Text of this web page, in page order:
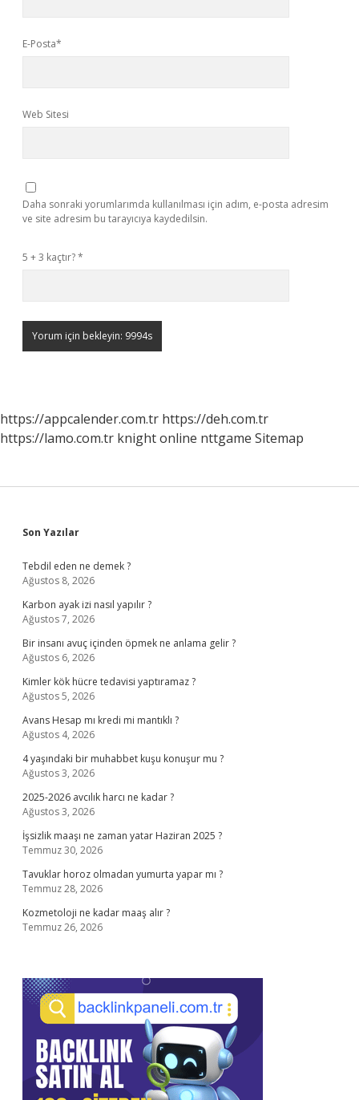
E-Posta*
Web Sitesi
Daha sonraki yorumlarımda kullanılması için adım, e-posta adresim
ve site adresim bu tarayıcıya kaydedilsin.
5 + 3 kaçtır?*
https://appcalender.com.tr https://deh.com.tr
https://lamo.com.tr knight online nttgame Sitemap
Sidebar
Son Yazılar
Tebdil eden ne demek ?
Ağustos 8, 2026
Karbon ayak izi nasıl yapılır ?
Ağustos 7, 2026
Bir insanı avuç içinden öpmek ne anlama gelir ?
Ağustos 6, 2026
Kimler kök hücre tedavisi yaptıramaz ?
Ağustos 5, 2026
Avans Hesap mı kredi mi mantıklı ?
Ağustos 4, 2026
4 yaşındaki bir muhabbet kuşu konuşur mu ?
Ağustos 3, 2026
2025-2026 avcılık harcı ne kadar ?
Ağustos 3, 2026
İşsizlik maaşı ne zaman yatar Haziran 2025 ?
Temmuz 30, 2026
Tavuklar horoz olmadan yumurta yapar mı ?
Temmuz 28, 2026
Kozmetoloji ne kadar maaş alır ?
Temmuz 26, 2026